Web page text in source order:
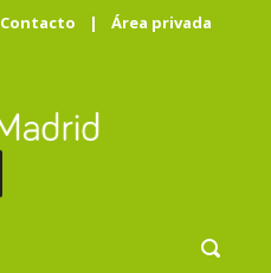
Contacto | Área privada